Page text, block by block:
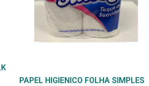
PAPEL HIGIENICO FOLHA SIMPLES